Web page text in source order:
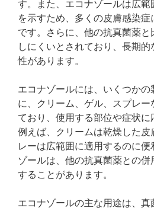
す。また、エコナゾールは広
を示すため、多くの皮膚感染
です。さらに、他の抗真菌薬
しにくいとされており、長期
性があります。
エコナゾールには、いくつか
に、クリーム、ゲル、スプレ
ており、使用する部位や症状に
例えば、クリームは乾燥した
レーは広範囲に適用するのに
ゾールは、他の抗真菌薬との
することがあります。
エコナゾールの主な用途は、